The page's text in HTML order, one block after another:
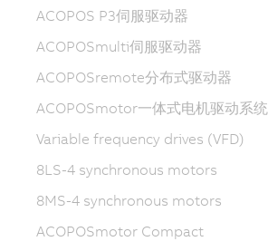
ACOPOS P3伺服驱动器
ACOPOSmulti伺服驱动器
ACOPOSremote分布式驱动器
ACOPOSmotor一体式电机驱动系统
Variable frequency drives (VFD)
8LS-4 synchronous motors
8MS-4 synchronous motors
ACOPOSmotor Compact